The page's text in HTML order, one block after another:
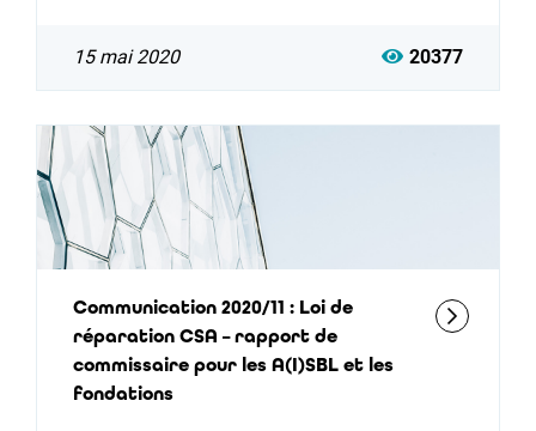
15 mai 2020 20377
Communication 2020/11 : Loi de
réparation CSA – rapport de
commissaire pour les A(I)SBL et les
fondations